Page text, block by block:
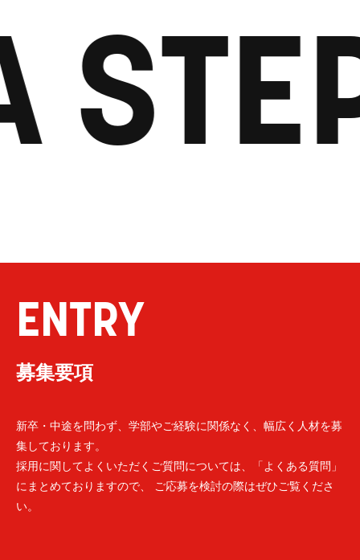
ENTRY
募集要項
新卒・中途を問わず、学部やご経験に関係なく、幅広く人材を募
集しております。
採用に関してよくいただくご質問については、「よくある質問」
にまとめておりますので、 ご応募を検討の際はぜひご覧くださ
い。